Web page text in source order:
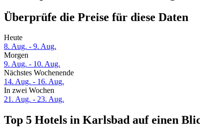
Überprüfe die Preise für diese Daten
Heute
8. Aug. - 9. Aug.
Morgen
9. Aug. - 10. Aug.
Nächstes Wochenende
14. Aug. - 16. Aug.
In zwei Wochen
21. Aug. - 23. Aug.
Top 5 Hotels in Karlsbad auf einen